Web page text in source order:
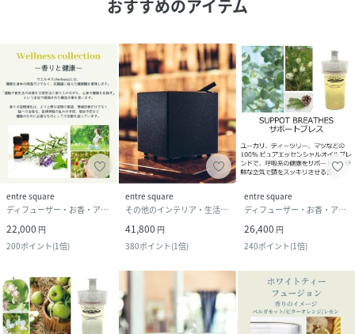
おすすめのアイテム
entre square
ディフューザー・お香・アロマオイル・キャンドル
22,000 円
200ポイント(1倍)
entre square
その他のインテリア・生活雑貨
41,800 円
380ポイント(1倍)
entre square
ディフューザー・お香・アロマオイル・キャンドル
26,400 円
240ポイント(1倍)